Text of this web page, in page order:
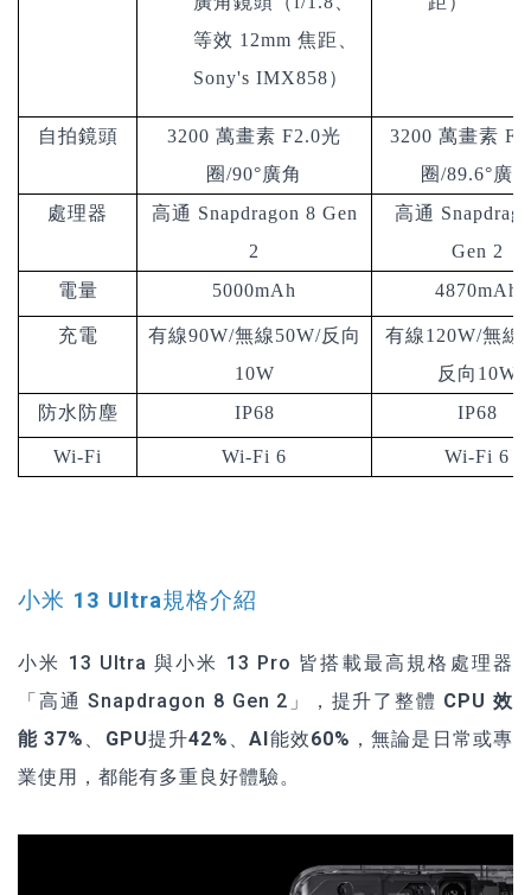
等效 12mm 焦距、
Sony's IMX858）
自拍鏡頭
3200 萬畫素 F2.0光
圈/90°廣角
3200 萬畫素
圈/89.6°廣
處理器
高通 Snapdragon 8 Gen
2
高通
Gen 2
電量
5000mAh 4870mAh
充電 有線90W/無線50W/反向
10W
有線120W/無線
反向10W
防水防塵
IP68 IP68
Wi-Fi Wi-Fi 6 Wi-Fi 6
小米 13 Ultra規格介紹
小米 13 Ultra 與小米 13 Pro 皆搭載最高規格處理器
「高通 Snapdragon 8 Gen 2」，提升了整體 CPU效
能37%、GPU提升42%、AI能效60% ，無論是日常或專
業使用，都能有多重良好體驗。